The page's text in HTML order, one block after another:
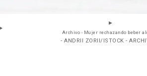
Archivo - Mujer rechazando beber
- ANDRII ZORII/ISTOCK -